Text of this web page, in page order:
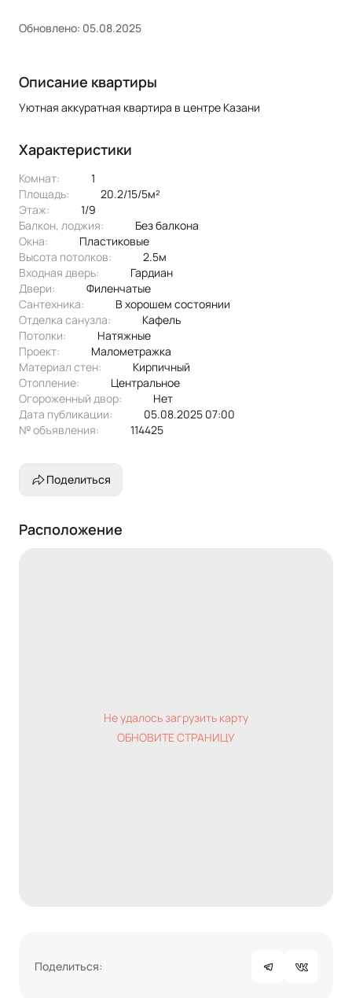
Обновлено: 05.08.2025
Описание квартиры
Уютная аккуратная квартира в центре Казани
Характеристики
Комнат:
1
Площадь:
20.2/15/5м²
Этаж:
1/9
Балкон, лоджия:
без балкона
Окна:
пластиковые
Высота потолков:
2.5м
Входная дверь:
Гардиан
Двери:
филенчатые
Сантехника:
в хорошем состоянии
Отделка санузла:
кафель
Потолки:
натяжные
Проект:
малометражка
Материал стен:
Кирпичный
Отопление:
центральное
Огороженный двор:
Нет
Дата публикации:
05.08.2025 07:00
№ объявления:
114425
Поделиться
Расположение
Не удалось загрузить карту
ОБНОВИТЕ СТРАНИЦУ
Поделиться: